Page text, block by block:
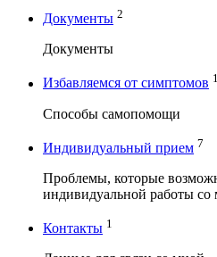
Документы 2
Документы
Избавляемся от симптомов
Способы самопомощи
Индивидуальный прием 7
Проблемы, которые
индивидуальной работы со
Контакты 1